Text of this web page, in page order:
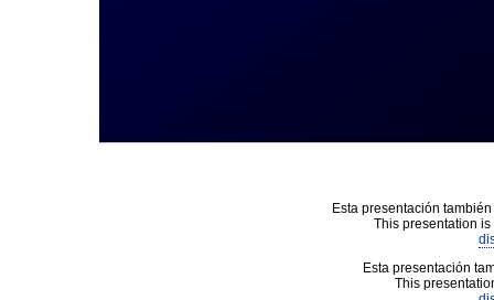
Esta presentación
This presentation
Esta presentación
This